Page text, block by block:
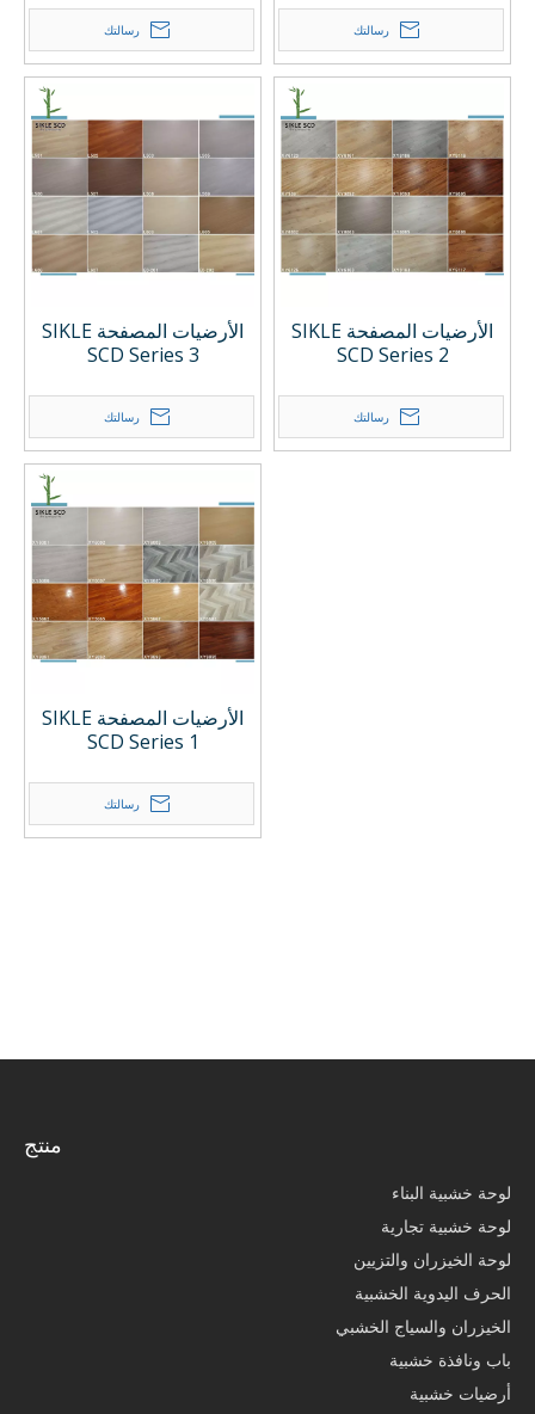
رسالتك رسالتك
الأرضيات المصفحة SIKLE
SCD Series 3
رسالتك
الأرضيات المصفحة SIKLE
SCD Series 2
رسالتك
الأرضيات المصفحة SIKLE
SCD Series 1
رسالتك
منتج
لوحة خشبية البناء
لوحة خشبية تجارية
لوحة الخيزران والتزيين
الحرف اليدوية الخشبية
الخيزران والسياج الخشبي
باب ونافذة خشبية
أرضيات خشبية